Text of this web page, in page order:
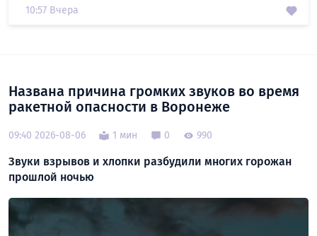
10:57 Вчера
Названа причина громких звуков во время
ракетной опасности в Воронеже
09:40 2026-08-06 1 мин 0 990
Звуки взрывов и хлопки разбудили многих горожан
прошлой ночью